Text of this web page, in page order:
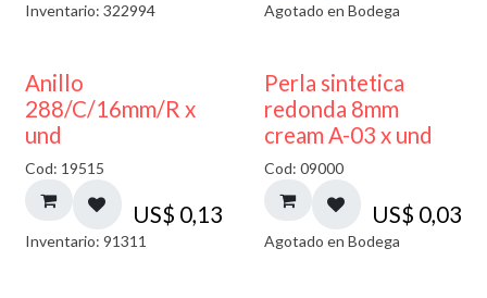
Inventario: 322994 Agotado en Bodega
Anillo
288/C/16mm/R x
und
Cod: 19515
US$ 0,13
Inventario: 91311
AGOTADO
Perla sintetica
redonda 8mm
cream A-03 x und
Cod: 09000
US$ 0,03
Agotado en Bodega